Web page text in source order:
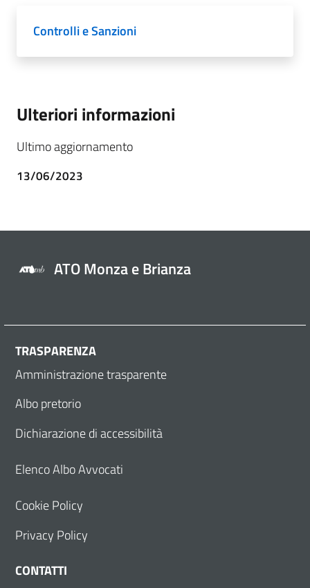
Controlli e Sanzioni
Ulteriori informazioni
Ultimo aggiornamento
13/06/2023
ATO Monza e Brianza
TRASPARENZA
Amministrazione trasparente
Albo pretorio
Dichiarazione di accessibilità
Elenco Albo Avvocati
Cookie Policy
Privacy Policy
CONTATTI